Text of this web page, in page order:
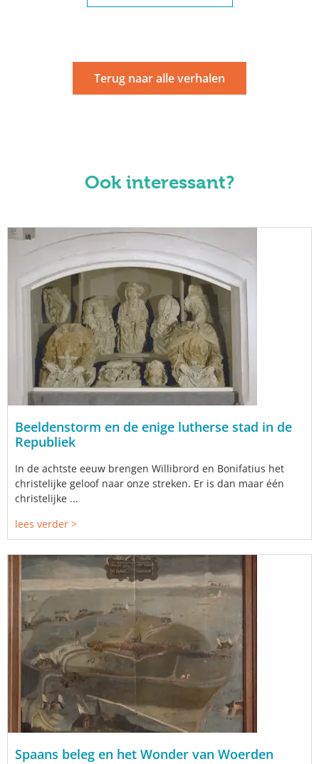
Terug naar alle verhalen
Ook interessant?
Beeldenstorm en de enige lutherse stad in de
Republiek
In de achtste eeuw brengen Willibrord en Bonifatius het
christelijke geloof naar onze streken. Er is dan maar één
christelijke ...
lees verder >
Spaans beleg en het Wonder van Woerden